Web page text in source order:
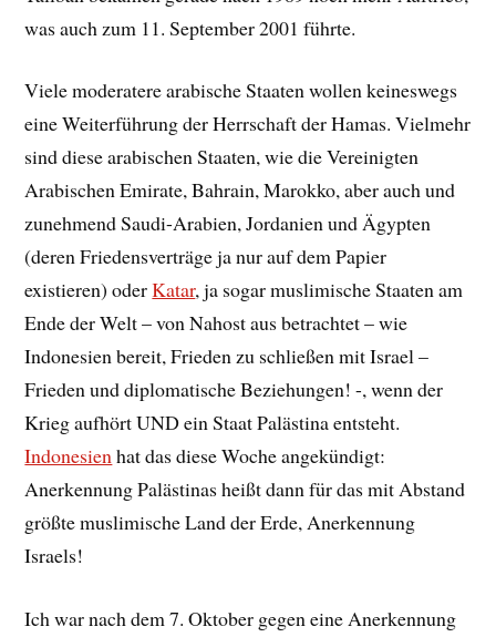
was auch zum 11. September 2001 führte.
Viele moderatere arabische Staaten wollen keineswegs
eine Weiterführung der Herrschaft der Hamas. Vielmehr
sind diese arabischen Staaten, wie die Vereinigten
Arabischen Emirate, Bahrain, Marokko, aber auch und
zunehmend Saudi-Arabien, Jordanien und Ägypten
(deren Friedensverträge ja nur auf dem Papier
existieren) oderKatar, ja sogar muslimische Staaten am
Ende der Welt – von Nahost aus betrachtet – wie
Indonesien bereit, Frieden zu schließen mit Israel –
Frieden und diplomatische Beziehungen! -, wenn der
Krieg aufhört UND ein Staat Palästina entsteht.
Indonesienhat das diese Woche angekündigt:
Anerkennung Palästinas heißt dann für das mit Abstand
größte muslimische Land der Erde, Anerkennung
Israels!
Ich war nach dem 7. Oktober gegen eine Anerkennung